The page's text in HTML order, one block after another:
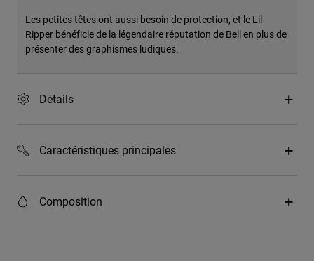
Les petites têtes ont aussi besoin de protection, et le Lil
Ripper bénéficie de la légendaire réputation de Bell en plus de
présenter des graphismes ludiques.
Détails
Caractéristiques principales
Composition